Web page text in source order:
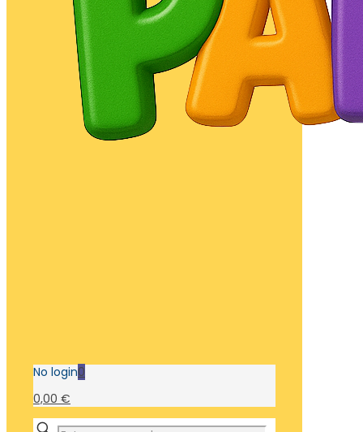
No login0
0,00 €